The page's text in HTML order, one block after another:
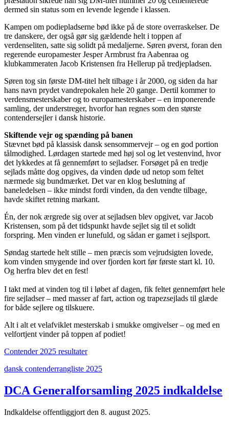
dermed sin status som en levende legende i klassen.
Kampen om podiepladserne bød ikke på de store overraskelser. De
tre danskere, der også gør sig gældende helt i toppen af
verdenseliten, satte sig solidt på medaljerne. Søren øverst, foran den
regerende europamester Jesper Armbrust fra Aabenraa og
klubkammeraten Jacob Kristensen fra Hellerup på tredjepladsen.
Søren tog sin første DM-titel helt tilbage i år 2000, og siden da har
hans navn prydet vandrepokalen hele 20 gange. Dertil kommer to
verdensmesterskaber og to europamesterskaber – en imponerende
samling, der understreger, hvorfor han regnes som den største
contendersejler i dansk historie.
Skiftende vejr og spænding på banen
Stævnet bød på klassisk dansk sensommervejr – og en god portion
tålmodighed. Lørdagen startede med høj sol og let vestenvind, hvor
det lykkedes at få gennemført to sejladser. Forsøget på en tredje
sejlads måtte dog opgives, da vinden døde ud netop som feltet
nærmede sig bundmærket. Det var en klog beslutning af
baneledelsen – ikke mindst fordi vinden, da den vendte tilbage,
havde skiftet retning markant.
Én, der nok ærgrede sig over at sejladsen blev opgivet, var Jacob
Kristensen, som på det tidspunkt havde sejlet sig til et solidt
forspring. Men vinden er lunefuld, og sådan er gamet i sejlsport.
Søndag startede helt stille – men præcis som vejrudsigten lovede,
kom vinden smygende ind over fjorden kort før første start kl. 10.
Og herfra blev det en fest!
I takt med at vinden tog til i løbet af dagen, fik feltet gennemført hele
fire sejladser – med masser af fart, action og trapezsejlads til glæde
for både sejlere og tilskuere.
Alt i alt et velafviklet mesterskab i smukke omgivelser – og med en
velfortjent vinder på toppen af podiet!
Contender 2025 resultater
dansk contenderrangliste 2025
DCA Generalforsamling 2025 indkaldelse
Indkaldelse offentliggjort den 8. august 2025.